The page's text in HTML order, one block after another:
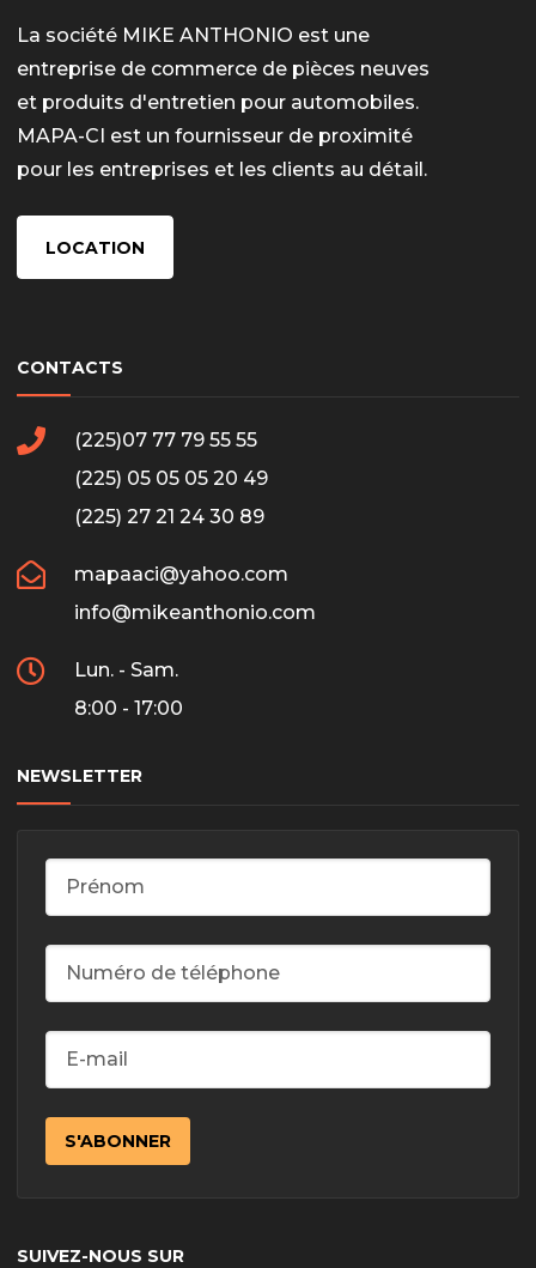
La société MIKE ANTHONIO est une
entreprise de commerce de pièces neuves
et produits d'entretien pour automobiles.
MAPA-CI est un fournisseur de proximité
pour les entreprises et les clients au détail.
LOCATION
CONTACTS
(225)07 77 79 55 55
(225) 05 05 05 20 49
(225) 27 21 24 30 89
mapaaci@yahoo.com
info@mikeanthonio.com
Lun. - Sam.
8:00 - 17:00
NEWSLETTER
SUIVEZ-NOUS SUR